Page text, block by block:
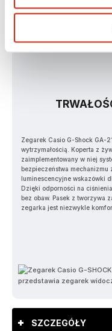
Zegarek Casio G-Shock GA-
wytrzymałością. Koperta z
zaimplementowany w niej
bezpieczeństwa
luminescencyjne wskazówki
Dzięki odporności na
bez obaw. Pasek z tworzywa
zegarka jest niezwykle
SZCZEGÓŁY